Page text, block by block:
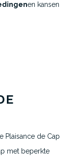
en kansen
Plaisance de Cap
met beperkte